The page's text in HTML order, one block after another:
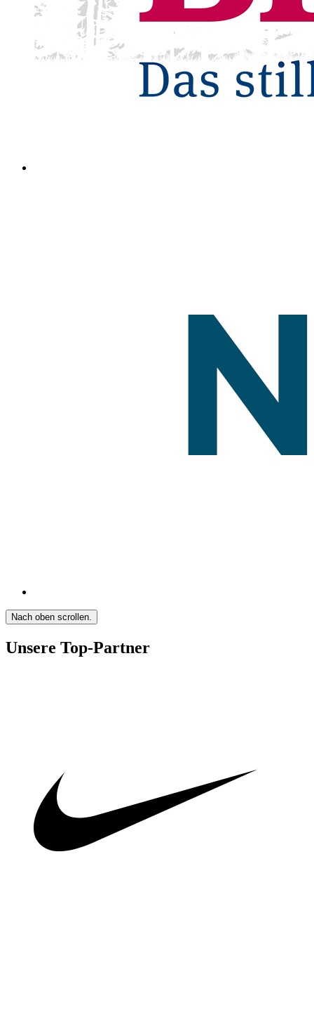
Nach oben scrollen.
Unsere Top-Partner